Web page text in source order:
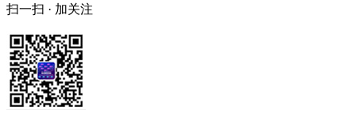
扫一扫 · 加关注